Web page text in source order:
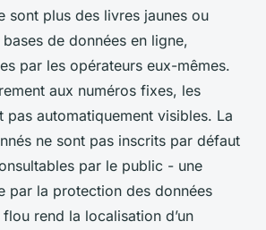
sont plus des livres jaunes ou
de données en ligne,
par les opérateurs eux-mêmes.
aux numéros fixes, les
pas automatiquement visibles. La
ne sont pas inscrits par défaut
par le public - une
par la protection des données
rend la localisation d’un